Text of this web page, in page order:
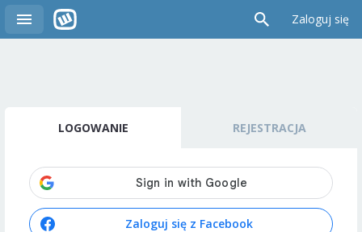
Zaloguj się
LOGOWANIE REJESTRACJA
Zaloguj się z Facebook